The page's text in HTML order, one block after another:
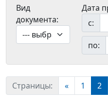
Вид
документа:
Дата
с:
по:
Страницы: « 1 2